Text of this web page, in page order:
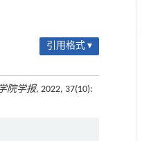
引用格式 ▾
院学报, 2022, 37(10):